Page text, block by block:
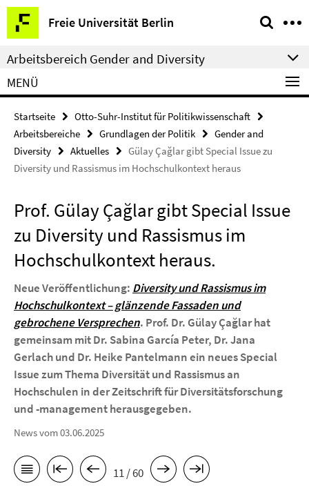
Springe
direkt
zu
Inhalt
Freie Universität Berlin
Service-
Navigation
Arbeitsbereich Gender and Diversity
MENÜ
Startseite
Otto-Suhr-Institut für Politikwissenschaft
Arbeitsbereiche
Grundlagen der Politik
Gender and
Diversity
Aktuelles
Gülay Çağlar gibt Special Issue zu
Diversity und Rassismus im Hochschulkontext heraus
Prof. Gülay Çağlar gibt Special Issue
zu Diversity und Rassismus im
Hochschulkontext heraus.
Neue Veröffentlichung: Diversity und Rassismus im
Hochschulkontext – glänzende Fassaden und
gebrochene Versprechen. Prof. Dr. Gülay Çağlar hat
gemeinsam mit Dr. Sabina García Peter, Dr. Jana
Gerlach und Dr. Heike Pantelmann ein neues Special
Issue zum Thema Diversität und Rassismus an
Hochschulen in der Zeitschrift für Diversitätsforschung
und -management herausgegeben.
News vom 03.06.2025
11 / 60